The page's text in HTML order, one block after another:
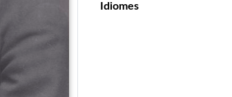
Idiomes